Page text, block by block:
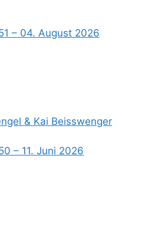
– 04. August 2026
& Kai Beisswenger
– 11. Juni 2026